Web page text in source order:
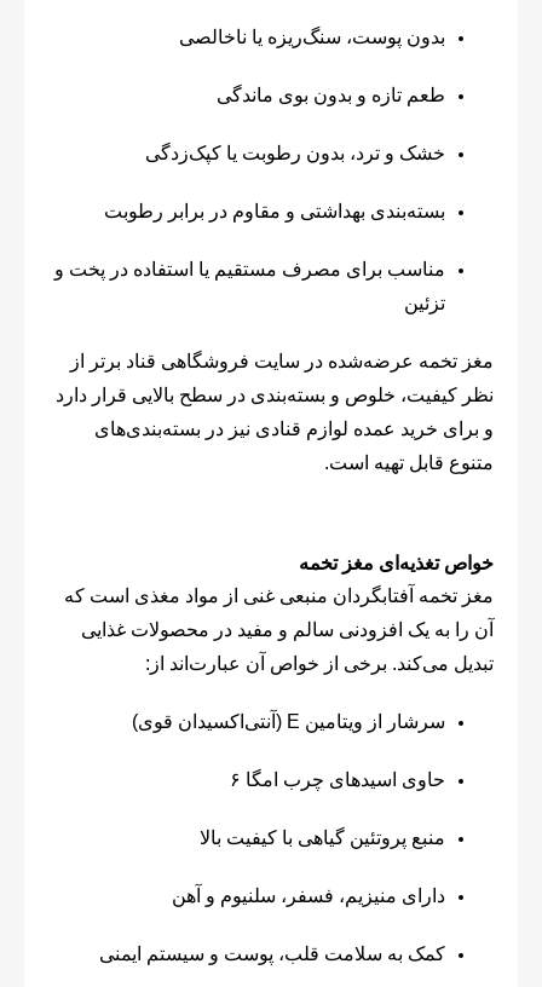
بدون پوست، سنگ‌ریزه یا ناخالصی
طعم تازه و بدون بوی ماندگی
خشک و ترد، بدون رطوبت یا کپک‌زدگی
بسته‌بندی بهداشتی و مقاوم در برابر رطوبت
مناسب برای مصرف مستقیم یا استفاده در پخت و
تزئین
مغز تخمه عرضه‌شده در سایت فروشگاهی قناد برتر از
نظر کیفیت، خلوص و بسته‌بندی در سطح بالایی قرار دارد
و برای خرید عمده لوازم قنادی نیز در بسته‌بندی‌های
متنوع قابل تهیه است.
خواص تغذیه‌ای مغز تخمه
مغز تخمه آفتابگردان منبعی غنی از مواد مغذی است که
آن را به یک افزودنی سالم و مفید در محصولات غذایی
تبدیل می‌کند. برخی از خواص آن عبارت‌اند از:
سرشار از ویتامین E (آنتی‌اکسیدان قوی)
حاوی اسیدهای چرب امگا ۶
منبع پروتئین گیاهی با کیفیت بالا
دارای منیزیم، فسفر، سلنیوم و آهن
کمک به سلامت قلب، پوست و سیستم ایمنی